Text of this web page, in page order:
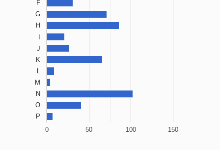
0 50 100 150
F
G
H
I
J
K
M
N
O
P